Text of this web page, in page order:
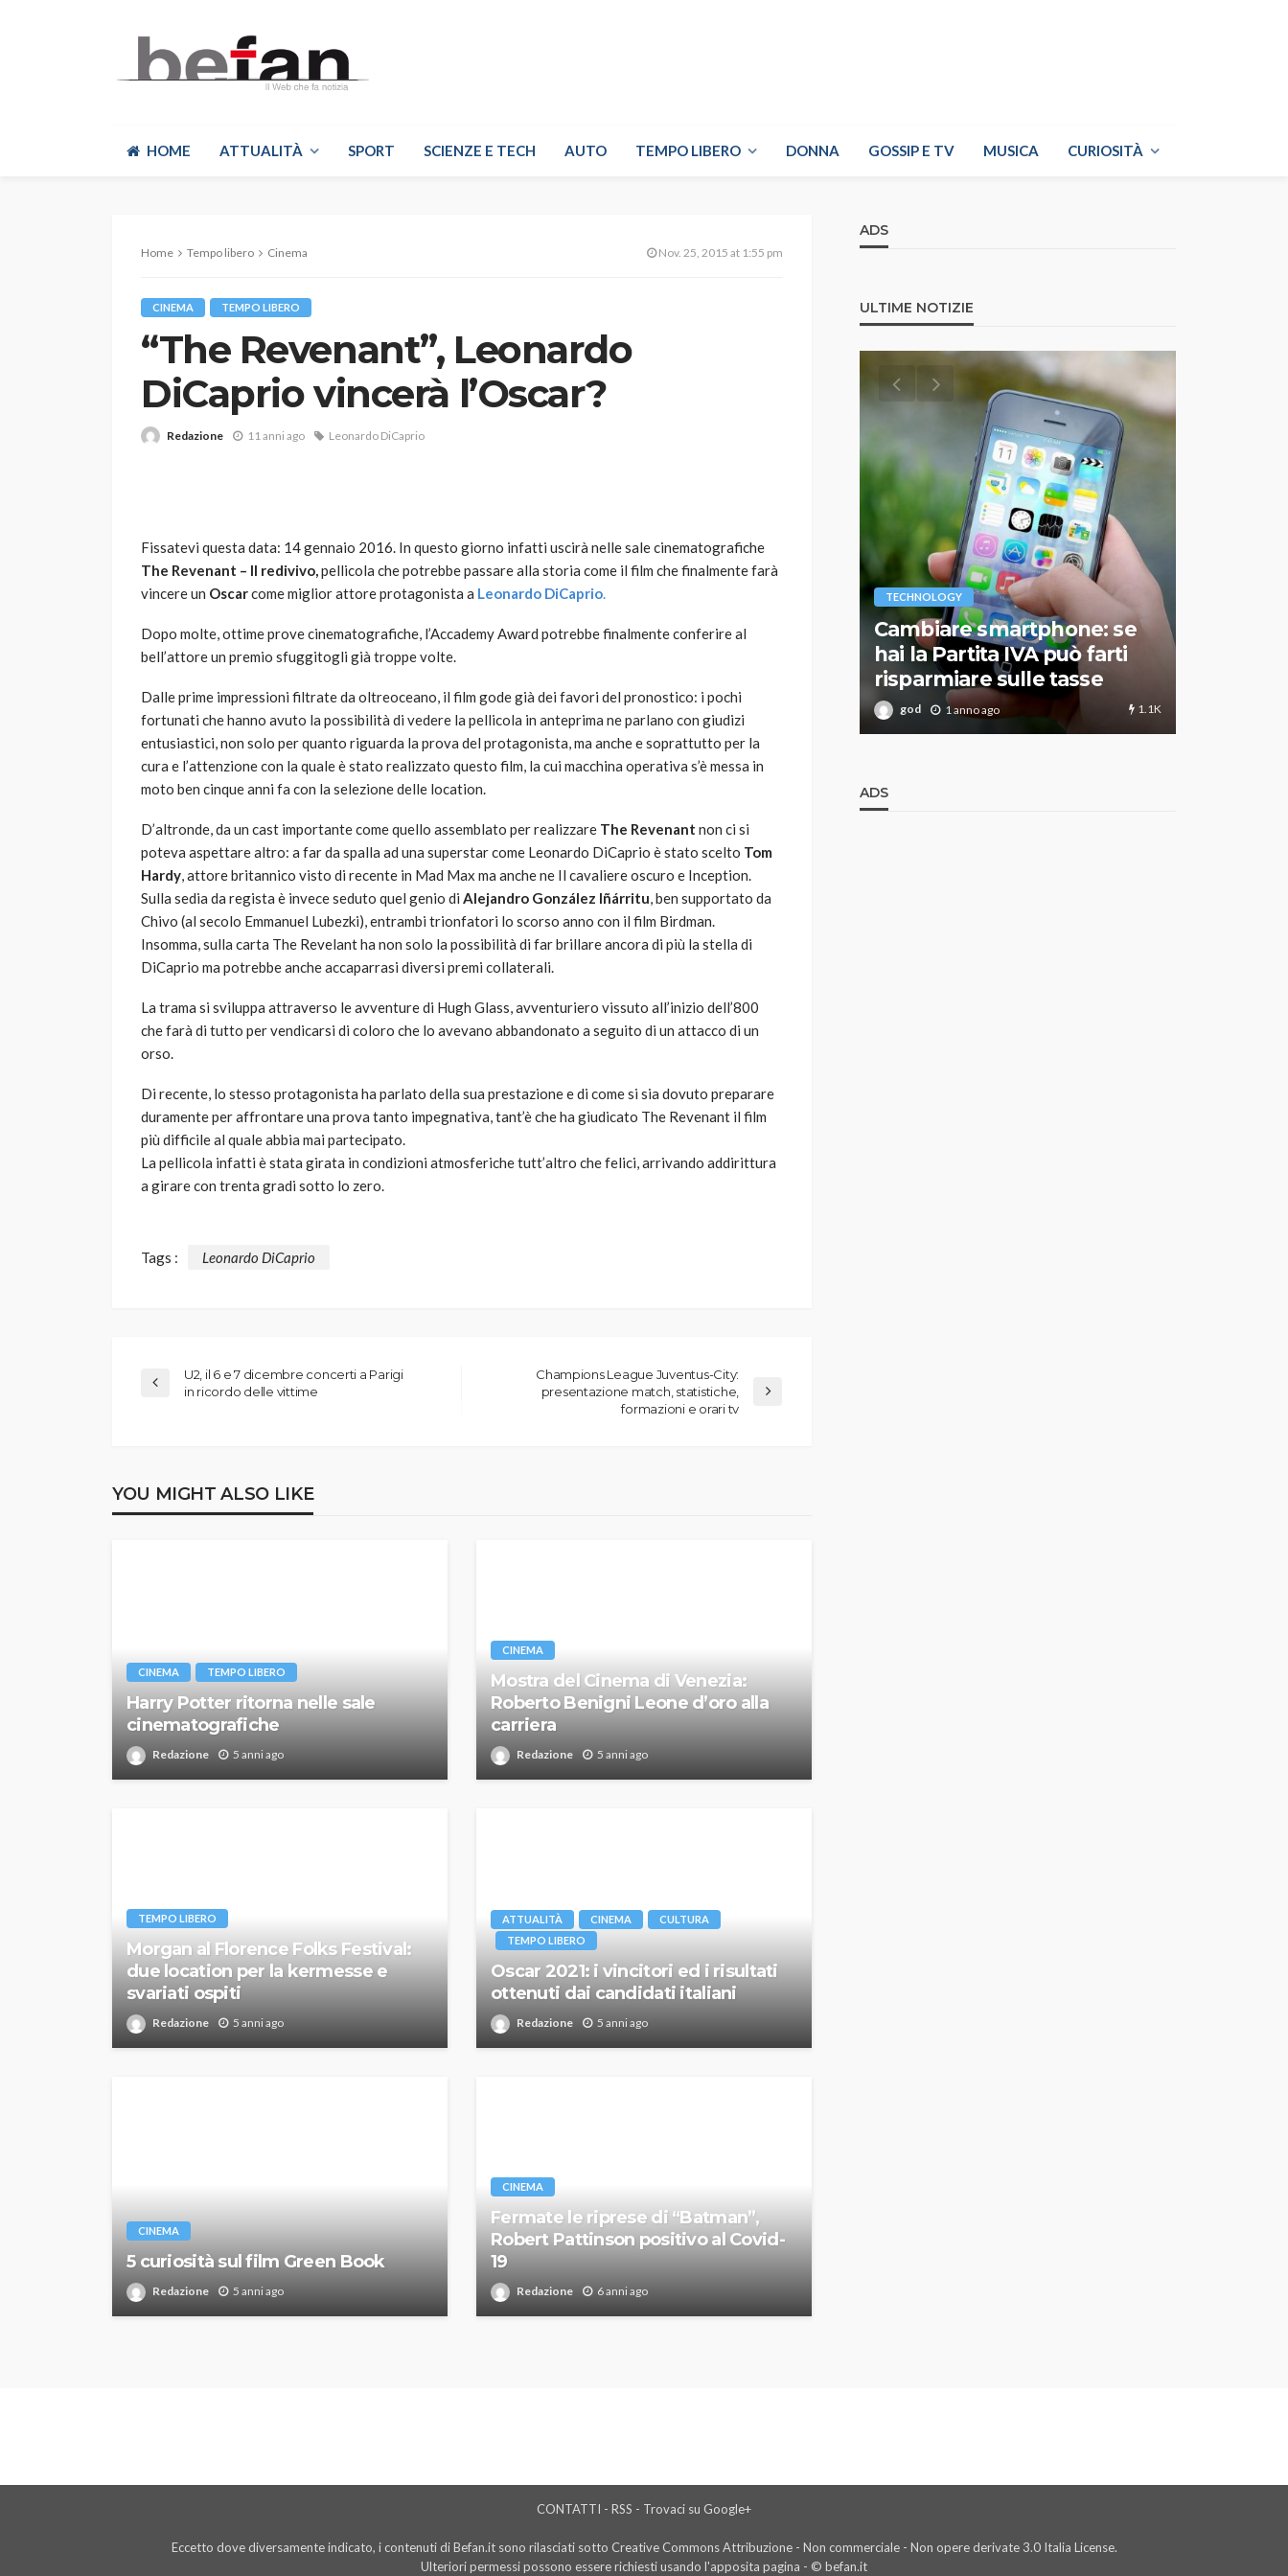
HOME ATTUALITÀ SPORT SCIENZE E TECH AUTO TEMPO LIBERO DONNA GOSSIP E TV MUSICA CURIOSITÀ
Home Tempo libero Cinema Nov. 25, 2015 at 1:55 pm
CINEMA TEMPO LIBERO
“The Revenant”, Leonardo
DiCaprio vincerà l’Oscar?
Redazione 11 anni ago Leonardo DiCaprio
Fissatevi questa data: 14 gennaio 2016. In questo giorno infatti uscirà nelle sale cinematografiche
The Revenant – Il redivivo,pellicola che potrebbe passare alla storia come il film che finalmente farà
vincere un Oscarcome miglior attore protagonista a Leonardo DiCaprio.
Dopo molte, ottime prove cinematografiche, l’Accademy Award potrebbe finalmente conferire al
bell’attore un premio sfuggitogli già troppe volte.
Dalle prime impressioni filtrate da oltreoceano, il film gode già dei favori del pronostico: i pochi
fortunati che hanno avuto la possibilità di vedere la pellicola in anteprima ne parlano con giudizi
entusiastici, non solo per quanto riguarda la prova del protagonista, ma anche e soprattutto per la
cura e l’attenzione con la quale è stato realizzato questo film, la cui macchina operativa s’è messa in
moto ben cinque anni fa con la selezione delle location.
D’altronde, da un cast importante come quello assemblato per realizzare The Revenant non ci si
poteva aspettare altro: a far da spalla ad una superstar come Leonardo DiCaprio è stato scelto Tom
Hardy, attore britannico visto di recente in Mad Max ma anche ne Il cavaliere oscuro e Inception.
Sulla sedia da regista è invece seduto quel genio di Alejandro González Iñárritu, ben supportato da
Chivo (al secolo Emmanuel Lubezki), entrambi trionfatori lo scorso anno con il film Birdman.
Insomma, sulla carta The Revelant ha non solo la possibilità di far brillare ancora di più la stella di
DiCaprio ma potrebbe anche accaparrasi diversi premi collaterali.
La trama si sviluppa attraverso le avventure di Hugh Glass, avventuriero vissuto all’inizio dell’800
che farà di tutto per vendicarsi di coloro che lo avevano abbandonato a seguito di un attacco di un
orso.
Di recente, lo stesso protagonista ha parlato della sua prestazione e di come si sia dovuto preparare
duramente per affrontare una prova tanto impegnativa, tant’è che ha giudicato The Revenant il film
più difficile al quale abbia mai partecipato.
La pellicola infatti è stata girata in condizioni atmosferiche tutt’altro che felici, arrivando addirittura
a girare con trenta gradi sotto lo zero.
Tags : Leonardo DiCaprio
U2, il 6 e 7 dicembre concerti a Parigi
in ricordo delle vittime
Champions League Juventus-City:
presentazione match, statistiche,
formazioni e orari tv
YOU MIGHT ALSO LIKE
CINEMA TEMPO LIBERO
Harry Potter ritorna nelle sale
cinematografiche
Redazione 5 anni ago
CINEMA
Mostra del Cinema di Venezia:
Roberto Benigni Leone d’oro alla
carriera
Redazione 5 anni ago
TEMPO LIBERO
Morgan al Florence Folks Festival:
due location per la kermesse e
svariati ospiti
Redazione 5 anni ago
ATTUALITÀ CINEMA
CULTURA
TEMPO LIBERO
Oscar 2021: i vincitori ed i risultati
ottenuti dai candidati italiani
Redazione 5 anni ago
CINEMA
5 curiosità sul film Green Book
Redazione 5 anni ago
CINEMA
Fermate le riprese di “Batman”,
Robert Pattinson positivo al Covid-
19
Redazione 6 anni ago
ADS
ULTIME NOTIZIE
Robot tagliaerba: quale
786
AUTO SPORT
MG alle Final 8 di Coppa
Davis: tennis mondiale e
passione per
TECHNOLOGY
Cambiare smartphone: se
hai la Partita IVA può farti
risparmiare sulle tasse
god 1 anno ago 1.1K
ADS
CONTATTI - RSS - Trovaci su Google+
Eccetto dove diversamente indicato, i contenuti di Befan.it sono rilasciati sotto Creative Commons Attribuzione - Non commerciale - Non opere derivate 3.0 Italia License.
Ulteriori permessi possono essere richiesti usando l'apposita pagina - © befan.it